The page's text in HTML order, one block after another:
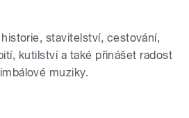
stavitelství, cestování,
kutilství a také přinášet radost
muziky.